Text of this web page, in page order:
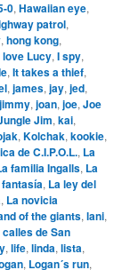
0,Hawaiian eye,
patrol,
,hong kong,
love Lucy,I spy,
,It takes a thief,
,james,jay,jed,
jimmy,joan,joe,Joe
Jim,kai,
,Kolchak,kookie,
de C.I.P.O.L., La
familia Ingalls, La
, La ley del
, La novicia
of the giants,lani,
calles de San
,life,linda,lista,
, Logan´s run,